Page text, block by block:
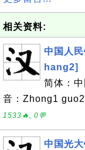
相关资料:
中国人
hang2]
简体：
音：Zhong1
1533🔥, 0💬
中国光